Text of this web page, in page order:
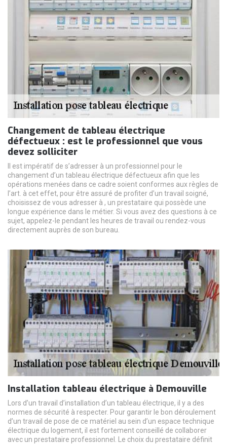
Changement de tableau électrique
défectueux : est le professionnel que vous
devez solliciter
Il est impératif de s’adresser à un professionnel pour le
changement d’un tableau électrique défectueux afin que les
opérations menées dans ce cadre soient conformes aux règles de
l’art. à cet effet, pour être assuré de profiter d’un travail soigné,
choisissez de vous adresser à , un prestataire qui possède une
longue expérience dans le métier. Si vous avez des questions à ce
sujet, appelez-le pendant les heures de travail ou rendez-vous
directement auprès de son bureau.
Installation tableau électrique à Demouville
Lors d’un travail d’installation d’un tableau électrique, il y a des
normes de sécurité à respecter. Pour garantir le bon déroulement
d’un travail de pose de ce matériel au sein d’un espace technique
électrique du logement, il est fortement conseillé de collaborer
avec un prestataire professionnel. Le choix du prestataire définit